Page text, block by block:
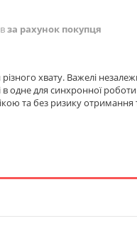
за рахунок покупця
хвату. Важелі
одне для синхронної роботи
та без ризику